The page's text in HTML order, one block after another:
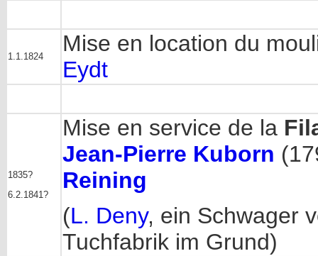
1.1.1824
Mise en location du
Eydt
1835?
6.2.1841?
Mise en service de la
Jean-Pierre Kuborn
Reining
(L. Deny, ein Schwager
Tuchfabrik im Grund)